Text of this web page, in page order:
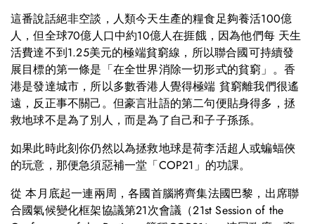
這番說話絕非空談，人類今天生產的糧食足夠養活100億
人，但全球70億人口中約10億人在捱餓，因為他們每 天生
活費達不到1.25美元的極端貧窮線，所以聯合國可持續發
展目標的第一條是「在全世界消除一切形式的貧窮」。香
港是發達城市，所以多數香港人覺得極端 貧窮離我們很遙
遠，反正事不關己。但豪言壯語的第二句便貼身得多，拯
救地球不是為了別人，而是為了自己和子子孫孫。
如果此時此刻你仍然以為拯救地球是荷李活超人或蝙蝠俠
的玩意，那便急須惡補一堂「COP21」的功課。
從 本月底起一連兩周，各國首腦將齊集法國巴黎，出席聯
合國氣候變化框架協議第21次會議（21st Session of the